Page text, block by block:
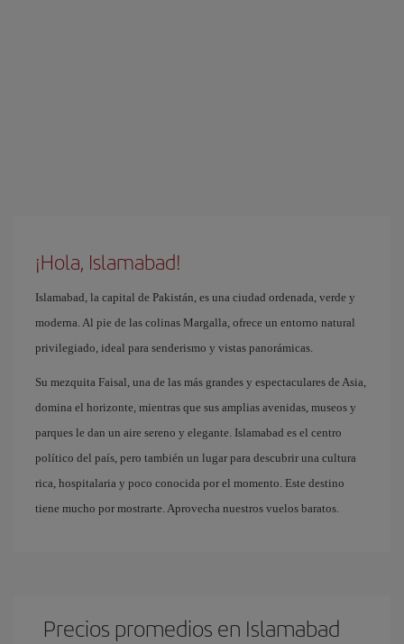
¡Hola, Islamabad!
Islamabad, la capital de Pakistán, es una ciudad ordenada, verde y
moderna. Al pie de las colinas Margalla, ofrece un entorno natural
privilegiado, ideal para senderismo y vistas panorámicas.
Su mezquita Faisal, una de las más grandes y espectaculares de Asia,
domina el horizonte, mientras que sus amplias avenidas, museos y
parques le dan un aire sereno y elegante. Islamabad es el centro
político del país, pero también un lugar para descubrir una cultura
rica, hospitalaria y poco conocida por el momento. Este destino
tiene mucho por mostrarte. Aprovecha nuestros vuelos baratos.
Precios promedios en Islamabad